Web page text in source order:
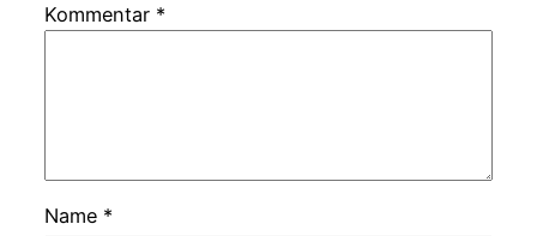
Kommentar *
Name *